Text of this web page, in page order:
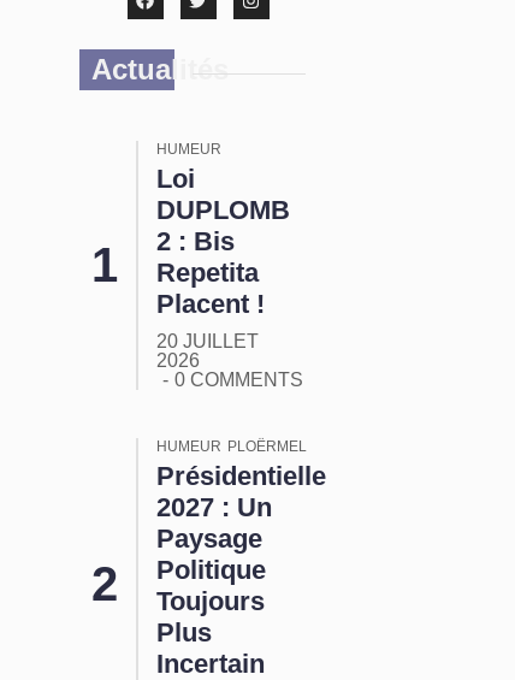
Actualités
HUMEUR
Loi
DUPLOMB
2 : Bis
Repetita
Placent !
20 JUILLET
2026
0 COMMENTS
HUMEUR PLOËRMEL
Présidentielle
2027 : Un
Paysage
Politique
Toujours
Plus
Incertain